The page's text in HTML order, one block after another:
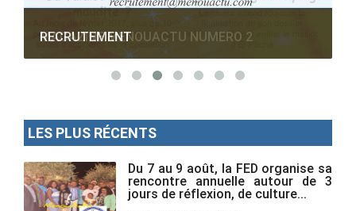
RECRUTEMENT
LES PLUS RÉCENTS
Du 7 au 9 août, la FED organise sa
rencontre annuelle autour de 3
jours de réflexion, de culture...